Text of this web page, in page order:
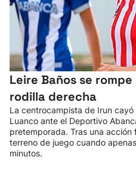
Leire Baños se
rodilla derecha
La centrocampista de Irun
Luanco ante el Deportivo
pretemporada. Tras una
terreno de juego cuando
minutos.